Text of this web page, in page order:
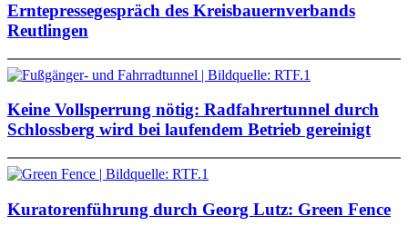
Erntepressegespräch des Kreisbauernverbands
Reutlingen
Keine Vollsperrung nötig: Radfahrertunnel durch
Schlossberg wird bei laufendem Betrieb gereinigt
Kuratorenführung durch Georg Lutz: Green Fence